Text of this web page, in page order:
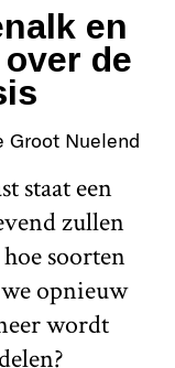
en
de
Groot Nuelend
staat een
zullen
soorten
opnieuw
wordt